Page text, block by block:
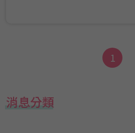
消息分類
1